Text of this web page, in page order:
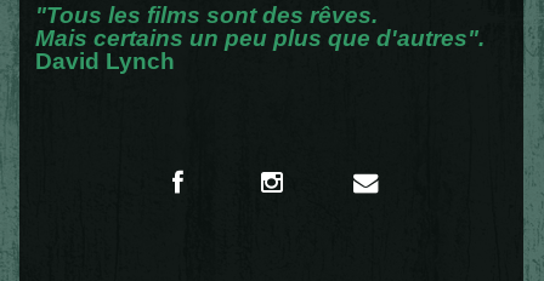
"Tous les films sont des rêves.
Mais certains un peu plus que d'autres".
David Lynch